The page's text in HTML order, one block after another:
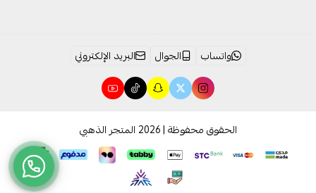
واتساب الجوال البريد الإلكتروني
الحقوق محفوظة | 2026 المتجر الذهبي